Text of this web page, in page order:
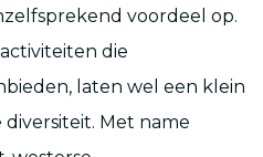
voordeel op.
die
laten wel een klein
Met name